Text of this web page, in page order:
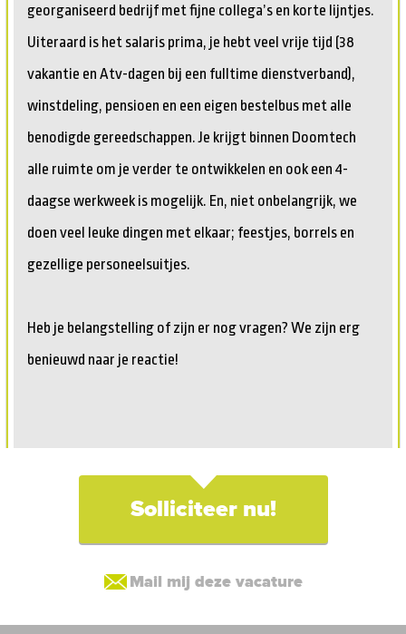
georganiseerd bedrijf met fijne collega’s en korte lijntjes.
Uiteraard is het salaris prima, je hebt veel vrije tijd (38
vakantie en Atv-dagen bij een fulltime dienstverband),
winstdeling, pensioen en een eigen bestelbus met alle
benodigde gereedschappen. Je krijgt binnen Doomtech
alle ruimte om je verder te ontwikkelen en ook een 4-
daagse werkweek is mogelijk. En, niet onbelangrijk, we
doen veel leuke dingen met elkaar; feestjes, borrels en
gezellige personeelsuitjes.
Heb je belangstelling of zijn er nog vragen? We zijn erg
benieuwd naar je reactie!
Solliciteer nu!
Mail mij deze vacature